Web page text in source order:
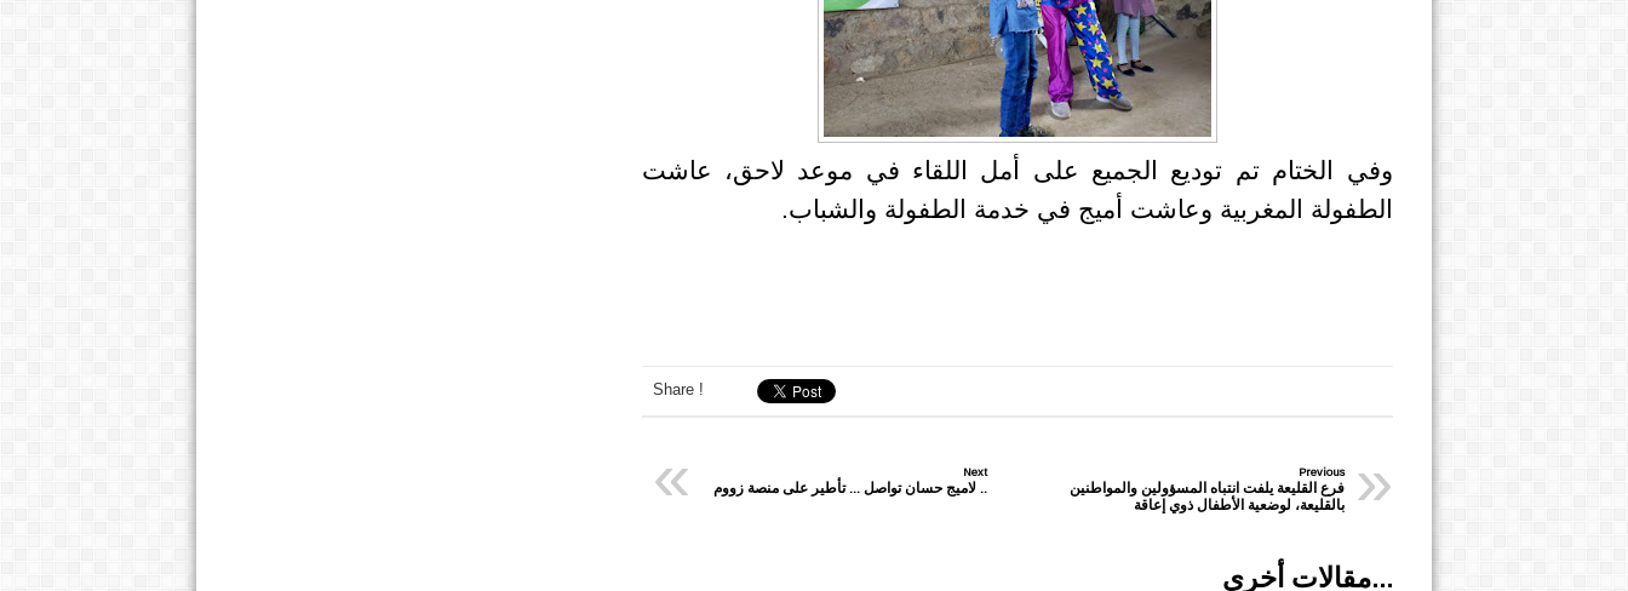
وفي الختام تم توديع الجميع على أمل اللقاء في موعد لاحق، عاشت
الطفولة المغربية وعاشت أميج في خدمة الطفولة والشباب.
Share !
« Next
لاميج حسان تواصل ... تأطير على منصة زووم .. »
Previous
فرع القليعة يلفت انتباه المسؤولين والمواطنين
بالقليعة، لوضعية الأطفال ذوي إعاقة
مقالات أخرى...